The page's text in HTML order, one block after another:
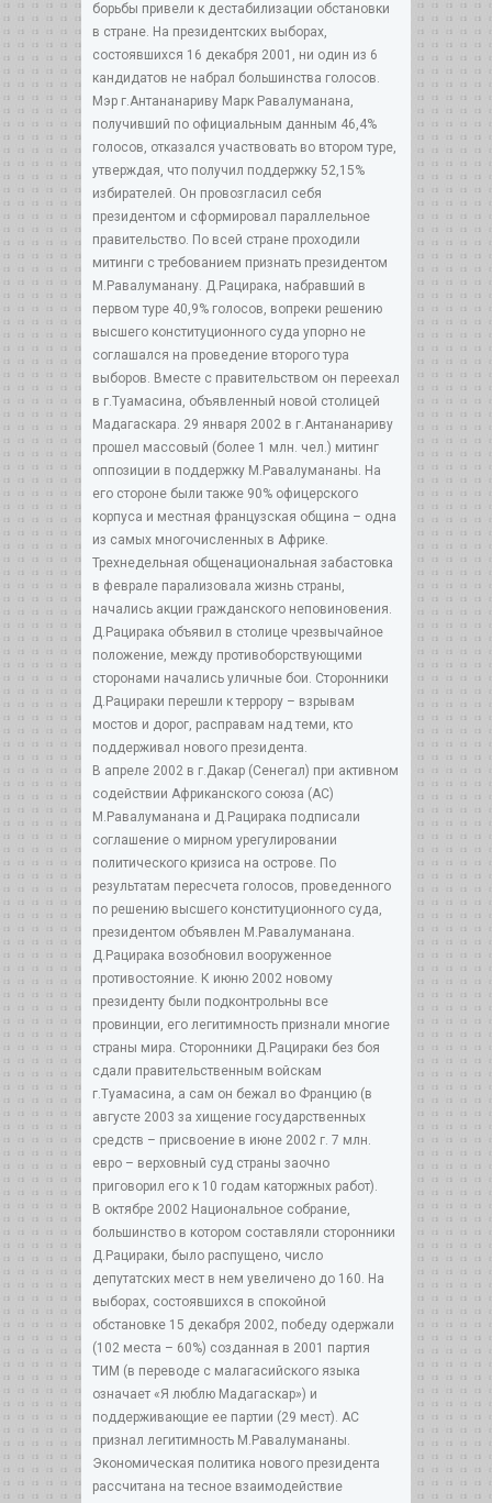
борьбы привели к дестабилизации обстановки
в стране. На президентских выборах,
состоявшихся 16 декабря 2001, ни один из 6
кандидатов не набрал большинства голосов.
Мэр г.Антананариву Марк Равалуманана,
получивший по официальным данным 46,4%
голосов, отказался участвовать во втором туре,
утверждая, что получил поддержку 52,15%
избирателей. Он провозгласил себя
президентом и сформировал параллельное
правительство. По всей стране проходили
митинги с требованием признать президентом
М.Равалуманану. Д.Рацирака, набравший в
первом туре 40,9% голосов, вопреки решению
высшего конституционного суда упорно не
соглашался на проведение второго тура
выборов. Вместе с правительством он переехал
в г.Туамасина, объявленный новой столицей
Мадагаскара. 29 января 2002 в г.Антананариву
прошел массовый (более 1 млн. чел.) митинг
оппозиции в поддержку М.Равалумананы. На
его стороне были также 90% офицерского
корпуса и местная французская община – одна
из самых многочисленных в Африке.
Трехнедельная общенациональная забастовка
в феврале парализовала жизнь страны,
начались акции гражданского неповиновения.
Д.Рацирака объявил в столице чрезвычайное
положение, между противоборствующими
сторонами начались уличные бои. Сторонники
Д.Рацираки перешли к террору – взрывам
мостов и дорог, расправам над теми, кто
поддерживал нового президента.
В апреле 2002 в г.Дакар (Сенегал) при активном
содействии Африканского союза (АС)
М.Равалуманана и Д.Рацирака подписали
соглашение о мирном урегулировании
политического кризиса на острове. По
результатам пересчета голосов, проведенного
по решению высшего конституционного суда,
президентом объявлен М.Равалуманана.
Д.Рацирака возобновил вооруженное
противостояние. К июню 2002 новому
президенту были подконтрольны все
провинции, его легитимность признали многие
страны мира. Сторонники Д.Рацираки без боя
сдали правительственным войскам
г.Туамасина, а сам он бежал во Францию (в
августе 2003 за хищение государственных
средств – присвоение в июне 2002 г. 7 млн.
евро – верховный суд страны заочно
приговорил его к 10 годам каторжных работ).
В октябре 2002 Национальное собрание,
большинство в котором составляли сторонники
Д.Рацираки, было распущено, число
депутатских мест в нем увеличено до 160. На
выборах, состоявшихся в спокойной
обстановке 15 декабря 2002, победу одержали
(102 места – 60%) созданная в 2001 партия
ТИМ (в переводе с малагасийского языка
означает «Я люблю Мадагаскар») и
поддерживающие ее партии (29 мест). АС
признал легитимность М.Равалумананы.
Экономическая политика нового президента
рассчитана на тесное взаимодействие